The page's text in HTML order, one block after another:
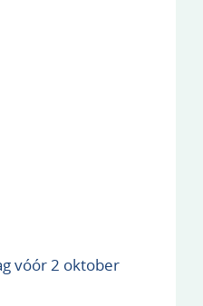
vóór 2 oktober